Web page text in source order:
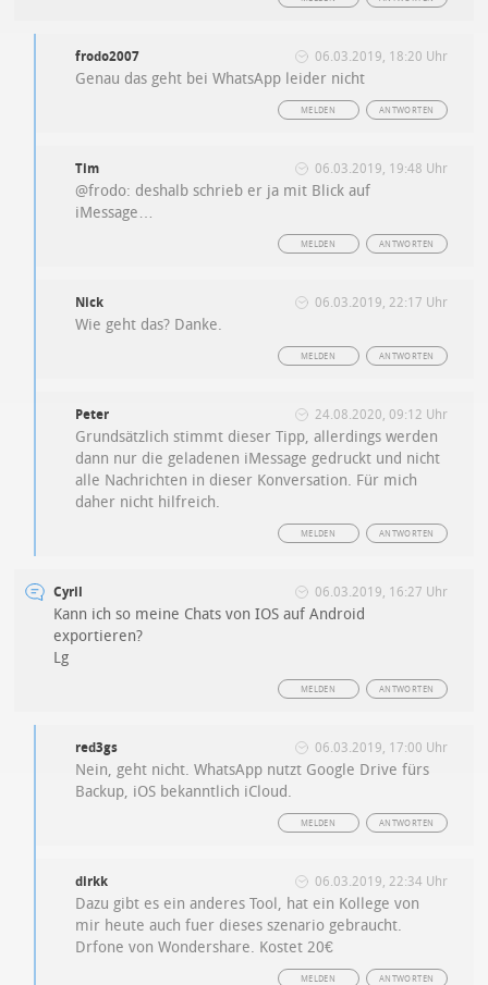
frodo2007 06.03.2019, 18:20 Uhr
Genau das geht bei WhatsApp leider nicht
ANTWORTEN
MELDEN
Tim 06.03.2019, 19:48 Uhr
@frodo: deshalb schrieb er ja mit Blick auf
iMessage…
ANTWORTEN
MELDEN
Nick 06.03.2019, 22:17 Uhr
Wie geht das? Danke.
ANTWORTEN
MELDEN
Peter 24.08.2020, 09:12 Uhr
Grundsätzlich stimmt dieser Tipp, allerdings werden
dann nur die geladenen iMessage gedruckt und nicht
alle Nachrichten in dieser Konversation. Für mich
daher nicht hilfreich.
ANTWORTEN
MELDEN
Cyril 06.03.2019, 16:27 Uhr
Kann ich so meine Chats von IOS auf Android
exportieren?
Lg
ANTWORTEN
MELDEN
red3gs 06.03.2019, 17:00 Uhr
Nein, geht nicht. WhatsApp nutzt Google Drive fürs
Backup, iOS bekanntlich iCloud.
ANTWORTEN
MELDEN
dirkk 06.03.2019, 22:34 Uhr
Dazu gibt es ein anderes Tool, hat ein Kollege von
mir heute auch fuer dieses szenario gebraucht.
Drfone von Wondershare. Kostet 20€
ANTWORTEN
MELDEN